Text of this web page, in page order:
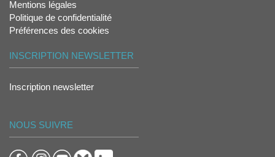
Mentions légales
Politique de confidentialité
Préférences des cookies
INSCRIPTION NEWSLETTER
Inscription newsletter
NOUS SUIVRE